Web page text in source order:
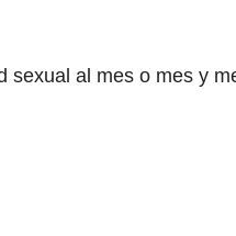
sexual al mes o mes y